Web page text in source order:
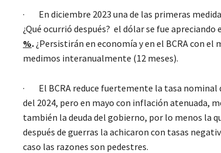
· En diciembre 2023 una de las primeras
¿Qué ocurrió después? el dólar se fue
%. ¿Persistirán en economía y en el BCRA con
medimos interanualmente (12 meses).
· El BCRA reduce fuertemente la tasa nominal
del 2024, pero en mayo con inflación atenuada,
también la deuda del gobierno, por lo menos la
después de guerras la achicaron con tasas
caso las razones son pedestres.